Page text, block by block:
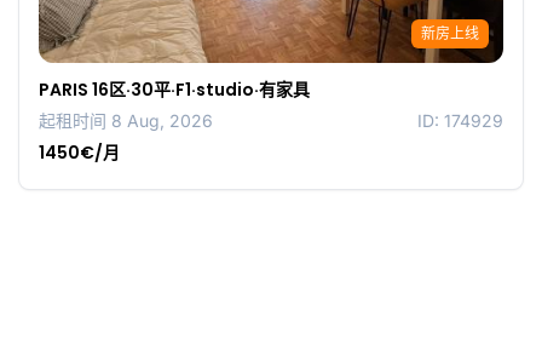
新房上线
PARIS 16区·30平·F1·studio·有家具
起租时间 8 Aug, 2026 ID: 174929
1450€/月